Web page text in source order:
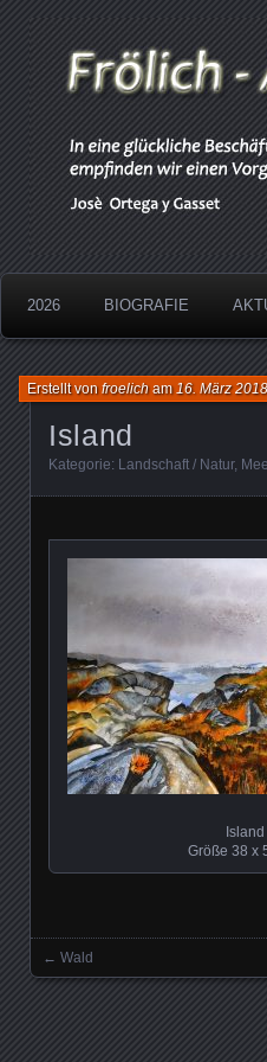
Froelich
Aquarelle
2026 BIOGRAFIE
Island
Erstellt vonfroelicham16. März 2018
Kategorie: Landschaft / Natur,
Island
Größe 38 x
Beitrag
← Wald